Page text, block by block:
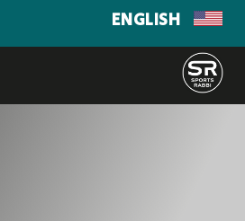
ENGLISH